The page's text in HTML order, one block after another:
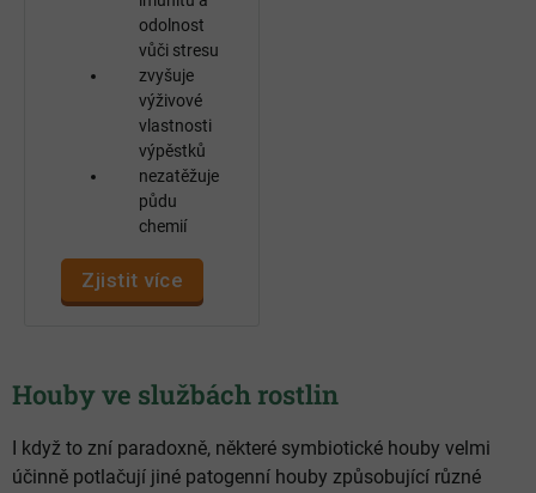
odolnost
vůči stresu
zvyšuje
výživové
vlastnosti
výpěstků
nezatěžuje
půdu
chemií
Zjistit více
Houby ve službách rostlin
I když to zní paradoxně, některé symbiotické houby velmi
účinně potlačují jiné patogenní houby způsobující různé